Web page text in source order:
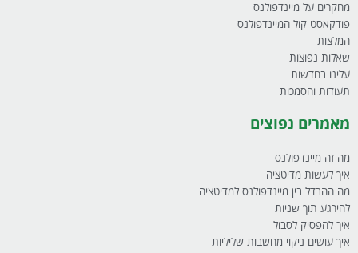
מחקרים על מיינדפולנס
פודקאסט קול המיינדפולנס
המלצות
שאלות נפוצות
עלינו בחדשות
תעודות והסמכות
מאמרים נפוצים
מה זה מיינדפולנס
איך לעשות מדיטציה
מה ההבדל בין מיינדפולנס למדיטציה
להירגע תוך שניות
איך להפסיק לסבול
איך עושים ניקוי מחשבות שליליות